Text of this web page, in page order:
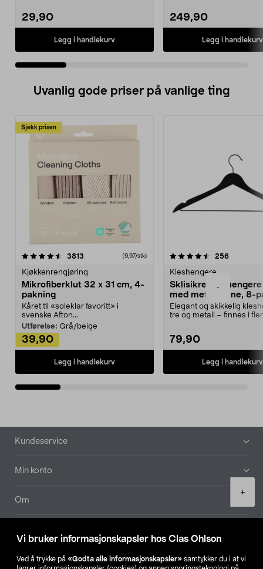
Vi bruker informasjonskapsler hos Clas Ohlson
Ved å trykke på «Godta alle informasjonskapsler» samtykker du i at vi
-
+
29,90
Legg i handlekurv
249,90
Legg i handlekurv
Uvanlig gode priser på vanlige ting
Sjekk prisen
3813 anmeldelser(9,97/stk)
Kjøkkenrengjøring
Mikrofiberklut 32 x 31 cm, 4-
pakning
Kåret til «soleklar favoritt» i
svenske Afton...
Utførelse: Grå/beige
39,90
Legg i handlekurv
4.5av 5 stjerner 256
Kleshengere
Sklisikre
med metallpinne, 8-
Elegant og skikkelig
tre og metall – finnes i
79,90
Legg i handlekurv
4.5av 5 stjerner
Bunntekst
Kundeservice
Min konto
Om
Våre selskaper